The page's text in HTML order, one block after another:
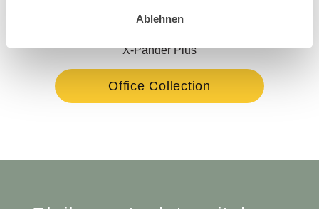
Ablehnen
X-Pander Plus
Office Collection